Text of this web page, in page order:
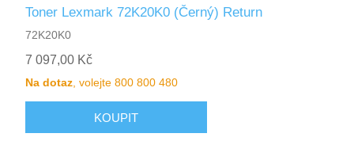
Toner Lexmark 72K20K0 (Černý) Return
72K20K0
7 097,00 Kč
Na dotaz, volejte 800 800 480